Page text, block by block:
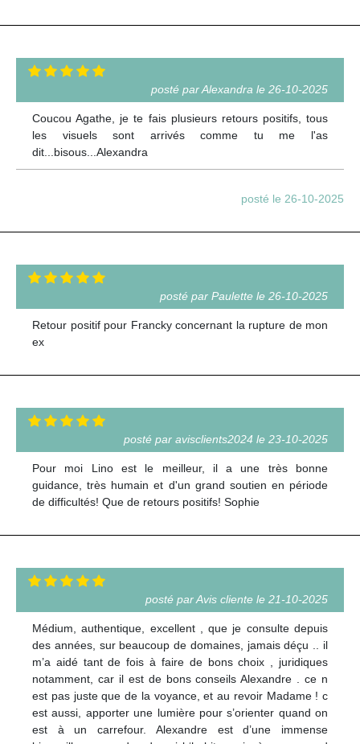
posté par Alexandra le 26-10-2025
Coucou Agathe, je te fais plusieurs retours positifs, tous
les visuels sont arrivés comme tu me l'as
dit...bisous...Alexandra
posté le 26-10-2025
posté par Paulette le 26-10-2025
Retour positif pour Francky concernant la rupture de mon
ex
posté par avisclients2024 le 23-10-2025
Pour moi Lino est le meilleur, il a une très bonne
guidance, très humain et d'un grand soutien en période
de difficultés! Que de retours positifs! Sophie
posté par Avis cliente le 21-10-2025
Médium, authentique, excellent , que je consulte depuis
des années, sur beaucoup de domaines, jamais déçu .. il
m’a aidé tant de fois à faire de bons choix , juridiques
notamment, car il est de bons conseils Alexandre . ce n
est pas juste que de la voyance, et au revoir Madame ! c
est aussi, apporter une lumière pour s’orienter quand on
est à un carrefour. Alexandre est d’une immense